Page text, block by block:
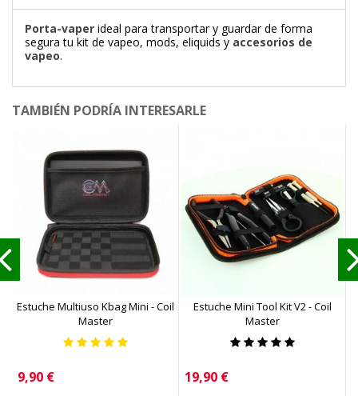
Porta-vaper ideal para transportar y guardar de forma
segura tu kit de vapeo, mods, eliquids y accesorios de
vapeo.
TAMBIÉN PODRÍA INTERESARLE
Estuche Multiuso Kbag Mini - Coil
Master
Precio
9,90 €
Estuche Mini Tool Kit V2 - Coil
Master
Precio
19,90 €